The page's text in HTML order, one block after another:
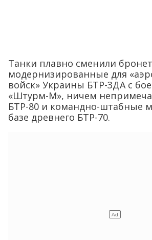
Танки плавно сменили
модернизированные для
войск» Украины БТР-3ДА с
«Штурм-М», ничем
БТР-80 и командно-штабные
базе древнего БТР-70.